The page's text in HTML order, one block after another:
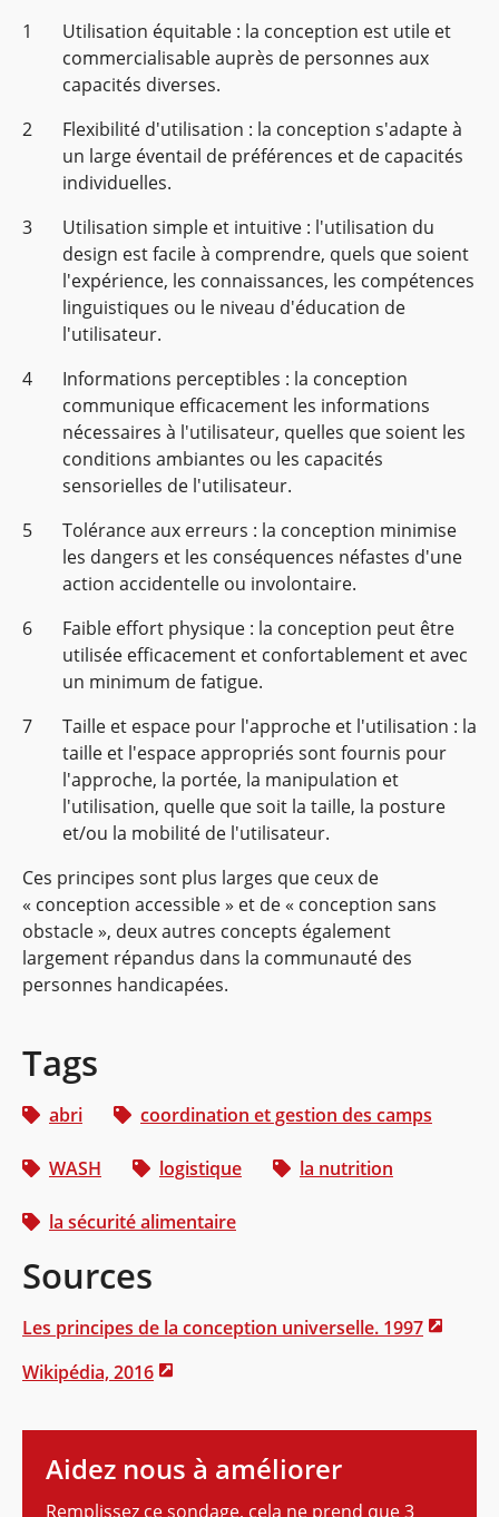
Utilisation équitable : la conception est utile et
commercialisable auprès de personnes aux
capacités diverses.
Flexibilité d'utilisation : la conception s'adapte à
un large éventail de préférences et de capacités
individuelles.
Utilisation simple et intuitive : l'utilisation du
design est facile à comprendre, quels que soient
l'expérience, les connaissances, les compétences
linguistiques ou le niveau d'éducation de
l'utilisateur.
Informations perceptibles : la conception
communique efficacement les informations
nécessaires à l'utilisateur, quelles que soient les
conditions ambiantes ou les capacités
sensorielles de l'utilisateur.
Tolérance aux erreurs : la conception minimise
les dangers et les conséquences néfastes d'une
action accidentelle ou involontaire.
Faible effort physique : la conception peut être
utilisée efficacement et confortablement et avec
un minimum de fatigue.
Taille et espace pour l'approche et l'utilisation : la
taille et l'espace appropriés sont fournis pour
l'approche, la portée, la manipulation et
l'utilisation, quelle que soit la taille, la posture
et/ou la mobilité de l'utilisateur.
Ces principes sont plus larges que ceux de
« conception accessible » et de « conception sans
obstacle », deux autres concepts également
largement répandus dans la communauté des
personnes handicapées.
Tags
abri coordination et gestion des camps
WASH logistique la nutrition
la sécurité alimentaire
Sources
Les principes de la conception universelle. 1997
Wikipédia, 2016
Aidez nous à améliorer
Remplissez ce sondage, cela ne prend que 3